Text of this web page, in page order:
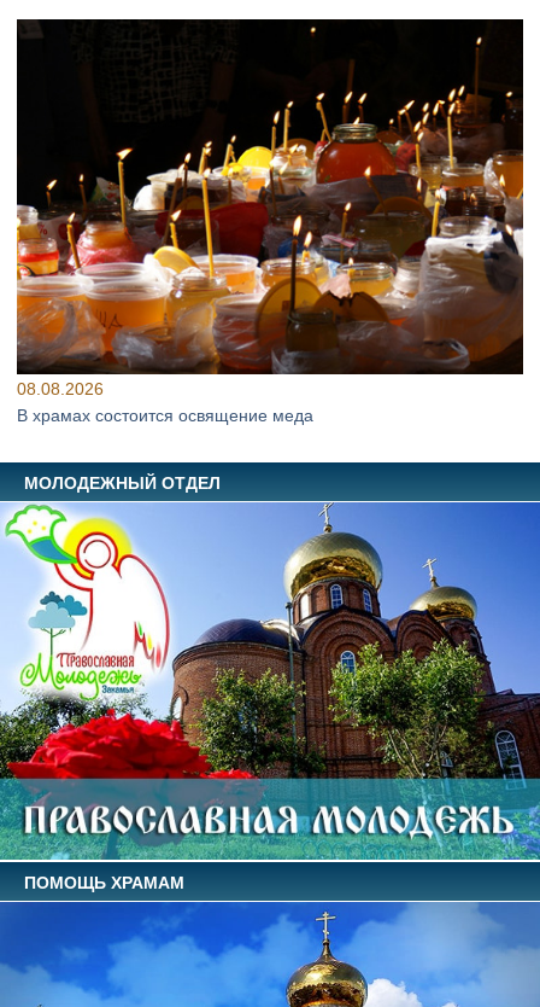
08.08.2026
В храмах состоится освящение меда
МОЛОДЕЖНЫЙ ОТДЕЛ
ПОМОЩЬ ХРАМАМ